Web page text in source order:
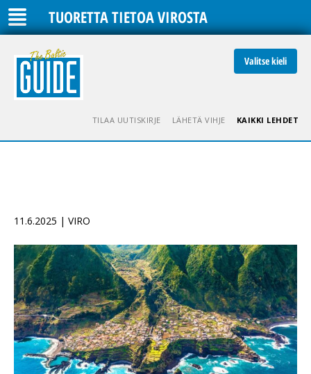
TUORETTA TIETOA VIROSTA
Valitse kieli
TILAA UUTISKIRJE LÄHETÄ VIHJE KAIKKI LEHDET
11.6.2025 | VIRO